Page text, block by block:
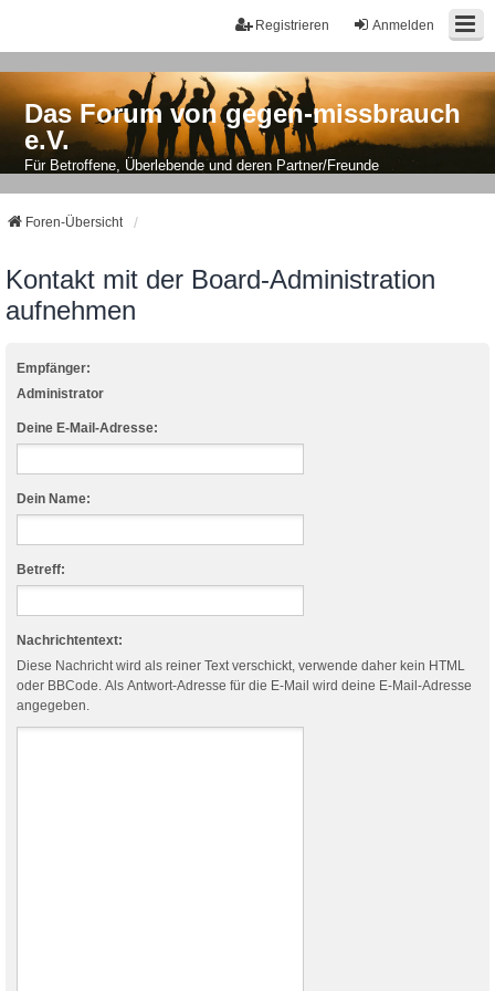
Anmelden
Registrieren
Das Forum von gegen-missbrauch
e.V.
Für Betroffene, Überlebende und deren Partner/Freunde
Foren-Übersicht
Kontakt mit der Board-Administration
aufnehmen
Empfänger:
Administrator
Deine E-Mail-Adresse:
Dein Name:
Betreff:
Nachrichtentext:
Diese Nachricht wird als reiner Text verschickt, verwende daher kein HTML
oder BBCode. Als Antwort-Adresse für die E-Mail wird deine E-Mail-Adresse
angegeben.